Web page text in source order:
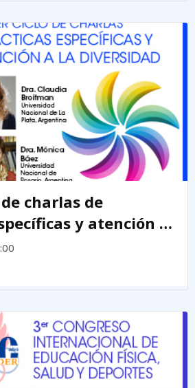
charlas de
y atención a